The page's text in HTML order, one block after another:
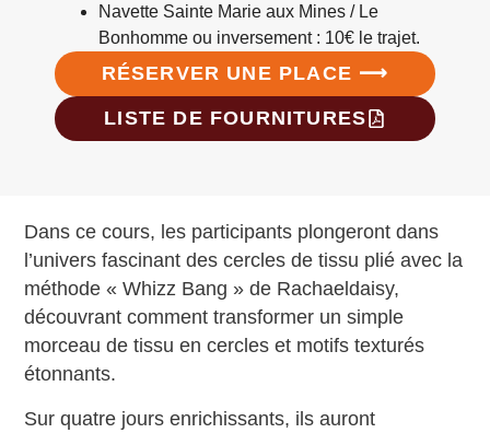
Navette Sainte Marie aux Mines / Le
Bonhomme ou inversement : 10€ le trajet.
RÉSERVER UNE PLACE ⟶
LISTE DE FOURNITURES
Dans ce cours, les participants plongeront dans
l’univers fascinant des cercles de tissu plié avec la
méthode « Whizz Bang » de Rachaeldaisy,
découvrant comment transformer un simple
morceau de tissu en cercles et motifs texturés
étonnants.
Sur quatre jours enrichissants, ils auront